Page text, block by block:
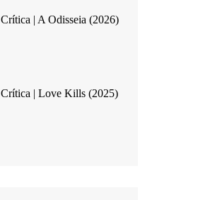
Crítica | A Odisseia (2026)
Crítica | Love Kills (2025)